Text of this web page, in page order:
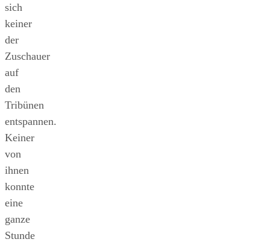
sich
keiner
der
Zuschauer
auf
den
Tribünen
entspannen.
Keiner
von
ihnen
konnte
eine
ganze
Stunde